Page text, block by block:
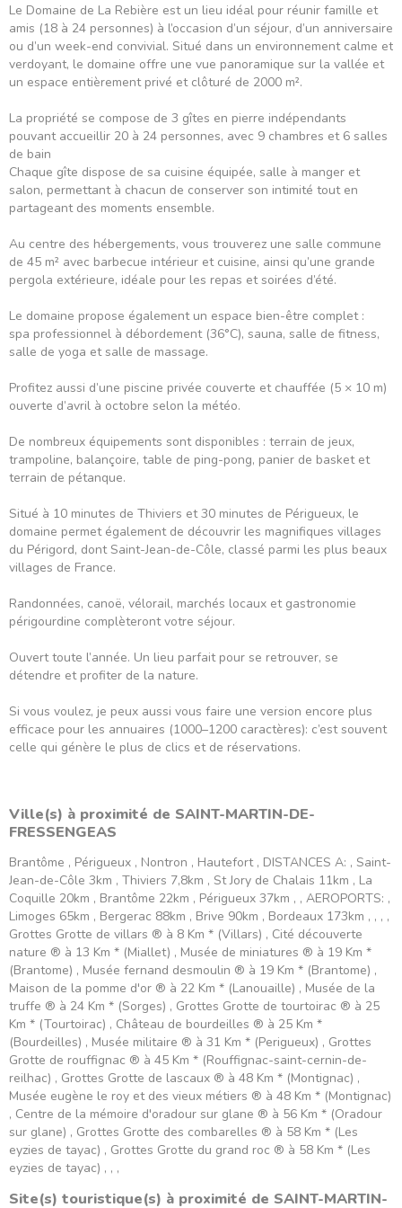
Le Domaine de La Rebière est un lieu idéal pour réunir famille et
amis (18 à 24 personnes) à l’occasion d’un séjour, d’un anniversaire
ou d’un week-end convivial. Situé dans un environnement calme et
verdoyant, le domaine offre une vue panoramique sur la vallée et
un espace entièrement privé et clôturé de 2000 m².
La propriété se compose de 3 gîtes en pierre indépendants
pouvant accueillir 20 à 24 personnes, avec 9 chambres et 6 salles
de bain
Chaque gîte dispose de sa cuisine équipée, salle à manger et
salon, permettant à chacun de conserver son intimité tout en
partageant des moments ensemble.
Au centre des hébergements, vous trouverez une salle commune
de 45 m² avec barbecue intérieur et cuisine, ainsi qu’une grande
pergola extérieure, idéale pour les repas et soirées d’été.
Le domaine propose également un espace bien-être complet :
spa professionnel à débordement (36°C), sauna, salle de fitness,
salle de yoga et salle de massage.
Profitez aussi d’une piscine privée couverte et chauffée (5 × 10 m)
ouverte d’avril à octobre selon la météo.
De nombreux équipements sont disponibles : terrain de jeux,
trampoline, balançoire, table de ping-pong, panier de basket et
terrain de pétanque.
Situé à 10 minutes de Thiviers et 30 minutes de Périgueux, le
domaine permet également de découvrir les magnifiques villages
du Périgord, dont Saint-Jean-de-Côle, classé parmi les plus beaux
villages de France.
Randonnées, canoë, vélorail, marchés locaux et gastronomie
périgourdine complèteront votre séjour.
Ouvert toute l’année. Un lieu parfait pour se retrouver, se
détendre et profiter de la nature.
Si vous voulez, je peux aussi vous faire une version encore plus
efficace pour les annuaires (1000–1200 caractères): c’est souvent
celle qui génère le plus de clics et de réservations.
Ville(s) à proximité de SAINT-MARTIN-DE-
FRESSENGEAS
Brantôme , Périgueux , Nontron , Hautefort , DISTANCES A: , Saint-
Jean-de-Côle 3km , Thiviers 7,8km , St Jory de Chalais 11km , La
Coquille 20km , Brantôme 22km , Périgueux 37km , , AEROPORTS: ,
Limoges 65km , Bergerac 88km , Brive 90km , Bordeaux 173km , , , ,
Grottes Grotte de villars ® à 8 Km * (Villars) , Cité découverte
nature ® à 13 Km * (Miallet) , Musée de miniatures ® à 19 Km *
(Brantome) , Musée fernand desmoulin ® à 19 Km * (Brantome) ,
Maison de la pomme d'or ® à 22 Km * (Lanouaille) , Musée de la
truffe ® à 24 Km * (Sorges) , Grottes Grotte de tourtoirac ® à 25
Km * (Tourtoirac) , Château de bourdeilles ® à 25 Km *
(Bourdeilles) , Musée militaire ® à 31 Km * (Perigueux) , Grottes
Grotte de rouffignac ® à 45 Km * (Rouffignac-saint-cernin-de-
reilhac) , Grottes Grotte de lascaux ® à 48 Km * (Montignac) ,
Musée eugène le roy et des vieux métiers ® à 48 Km * (Montignac)
, Centre de la mémoire d'oradour sur glane ® à 56 Km * (Oradour
sur glane) , Grottes Grotte des combarelles ® à 58 Km * (Les
eyzies de tayac) , Grottes Grotte du grand roc ® à 58 Km * (Les
eyzies de tayac) , , ,
Site(s) touristique(s) à proximité de SAINT-MARTIN-